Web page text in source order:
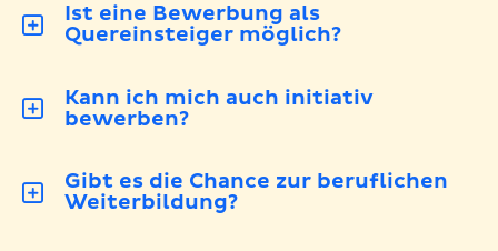
Ist eine Bewerbung als
Quereinsteiger möglich?
Kann ich mich auch initiativ
bewerben?
Gibt es die Chance zur beruflichen
Weiterbildung?